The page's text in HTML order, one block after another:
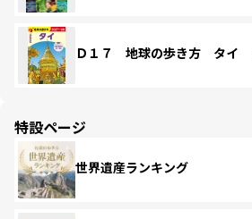
Ｄ１７ 地球の歩き方 タイ
特設ページ
世界遺産ランキング